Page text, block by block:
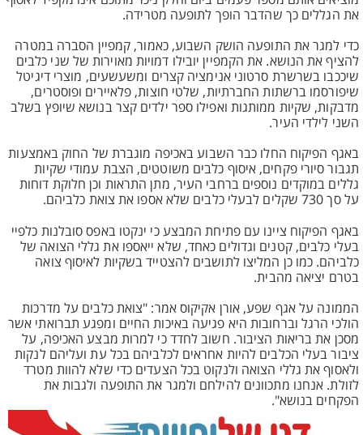
את הגללים כך שהדבר הופך לתופעה מטרידה.
כדי למגר את התופעה הושק השבוע, כאמור, קמפיין הסברה במטרה
להציף את הנושא. את הקמפיין יובילו דמויות מאוירות של שני כלבים
שיככבו בשרשרת סרטוני אנימציה קצרים ומשעשעים, מוצרי דיגיטל
שיפורסמו ברשתות החברתיות, שלטי חוצות, פלאיירים ופוסטרים,
מדבקות, שקיות ממותגות ואפילו ספר ילדים קצר בנושא שיופץ בשלב
השני לילדי העיר.
באגף הפיקוח החלו כבר השבוע באכיפה מוגברת של החוק באמצעות
תגבור סיורי פקחים, איסוף כלבים משוטטים, הצבת עמודי שקיות
גללים במוקדים נוספים ברחבי העיר, מתן התראות וכן חלוקת דוחות
על סך 730 שקלים לבעלי כלבים שלא אספו את צואת כלביהם.
באגף הפיקוח ציינו עם פתיחת המבצע כי ינקטו באפס סובלנות כלפיי
בעלי כלבים, קטנים וגדולים כאחד, שלא ייאספו את גללי הצואה של
כלביהם. כמו כן המליצו לתושבים להצטייד בשקיות לאיסוף צואה
בטרם יציאה מהבית.
הממונה על אגף שפע, אורן אקיקוס אמר: "צואת כלבים על מדרכות
הולכי הרגל וברחובות היא פגיעה באיכות החיים ומפגע תברואתי אשר
מסכן את בריאות הציבור. חשוב לחדד כי למרות מבצע האכיפה, על
ציבור בעלי הכלבים להיות אחראים לכלביהם בכל עת ועליהם לנקות
ולאסוף את גללי הצואה ולנקוט בכל הצעדים כדי שלא להוות מטרד
לזולת. אנחנו מתכוונים להילחם ולמגר את התופעה ולגבות את
הפקחים בנושא".